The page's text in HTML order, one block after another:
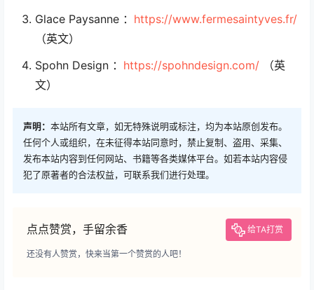
Glace Paysanne ： https://www.fermesaintyves.fr/
（英文）
Spohn Design ： https://spohndesign.com/ （英
文）
声明： 本站所有文章，如无特殊说明或标注，均为本站原创发布。
任何个人或组织，在未征得本站同意时，禁止复制、盗用、采集、
发布本站内容到任何网站、书籍等各类媒体平台。如若本站内容侵
犯了原著者的合法权益，可联系我们进行处理。
点点赞赏，手留余香 给TA打赏
还没有人赞赏，快来当第一个赞赏的人吧！